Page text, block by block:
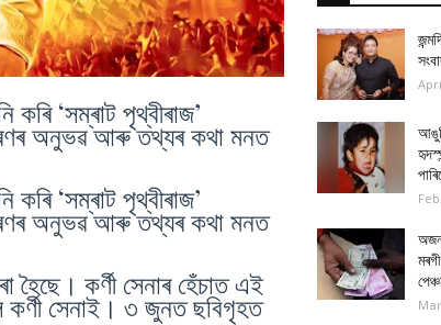
‘সম্ৰাট পৃথ্বীৰাজ’
অনুভৱ আৰু তথ্যৰ কথা মনত
‘সম্ৰাট পৃথ্বীৰাজ’
অনুভৱ আৰু তথ্যৰ কথা মনত
হৈছে। কৰ্ণী সেনাৰ হেঁচাত এই
কৰ্ণী সেনাই। ৩ জুনত ছবিগৃহত